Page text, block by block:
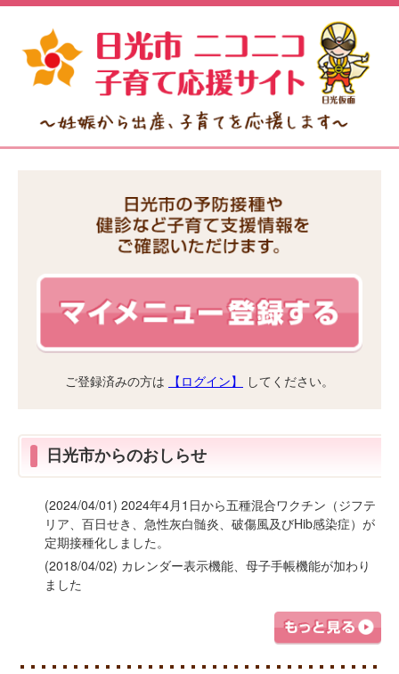
ご登録済みの方は 【ログイン】 してください。
日光市からのおしらせ
(2024/04/01) 2024年4月1日から五種混合ワクチン（ジフテ
リア、百日せき、急性灰白髄炎、破傷風及びHib感染症）が
定期接種化しました。
(2018/04/02) カレンダー表示機能、母子手帳機能が加わり
ました